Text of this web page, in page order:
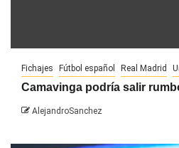
Fichajes Fútbol español Real Madrid
Camavinga podría salir
AlejandroSanchez